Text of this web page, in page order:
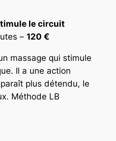
le circuit
– 120 €
massage qui stimule
Il a une action
plus détendu, le
Méthode LB